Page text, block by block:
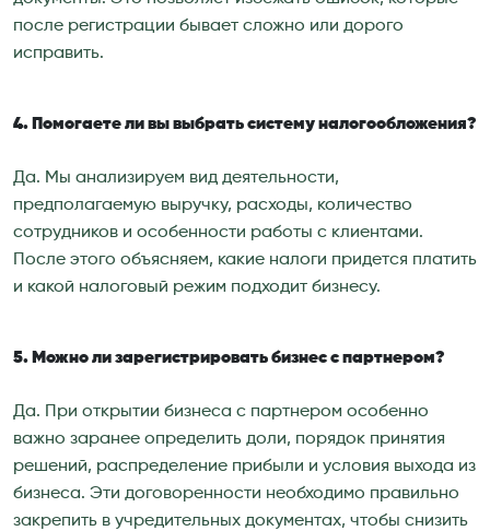
после регистрации бывает сложно или дорого
исправить.
4. Помогаете ли вы выбрать систему налогообложения?
Да. Мы анализируем вид деятельности,
предполагаемую выручку, расходы, количество
сотрудников и особенности работы с клиентами.
После этого объясняем, какие налоги придется платить
и какой налоговый режим подходит бизнесу.
5. Можно ли зарегистрировать бизнес с партнером?
Да. При открытии бизнеса с партнером особенно
важно заранее определить доли, порядок принятия
решений, распределение прибыли и условия выхода из
бизнеса. Эти договоренности необходимо правильно
закрепить в учредительных документах, чтобы снизить